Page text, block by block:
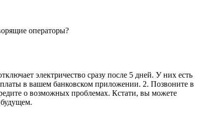
операторы?
электричество сразу после 5 дней. У них есть
в вашем банковском приложении. 2. Позвоните в
о возможных проблемах. Кстати, вы можете